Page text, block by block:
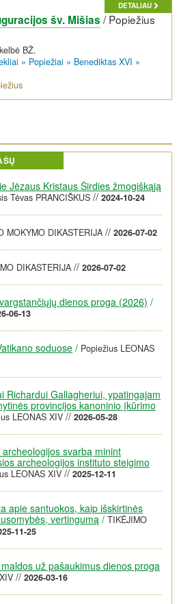
DETALIAU
šv. Mišias /Popiežius
BŽ.
» Popiežiai » Benediktas XVI »
Jėzaus Kristaus Širdies žmogiškąją
Tėvas PRANCIŠKUS // 2024-10-24
MOKYMO DIKASTERIJA // 2026-07-02
DIKASTERIJA // 2026-07-02
dienos proga (2026) /
06-13
soduose / Popiežius LEONAS
Richardui Gallagheriui, ypatingajam
provincijos kanoninio įkūrimo
LEONAS XIV // 2026-05-28
svarbą minint
archeologijos instituto steigimo
LEONAS XIV // 2025-12-11
apie santuokos, kaip išskirtinės
vertingumą/ TIKĖJIMO
11-25
už pašaukimus dienos proga
// 2026-03-16